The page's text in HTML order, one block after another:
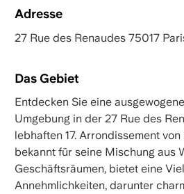
Adresse
27 Rue des Renaudes 75017
Das Gebiet
Entdecken Sie eine
Umgebung in der 27 Rue des
lebhaften 17. Arrondissement
bekannt für seine Mischung aus
Geschäftsräumen, bietet eine
Annehmlichkeiten, darunter